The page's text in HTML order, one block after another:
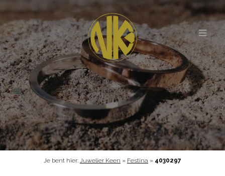
Je bent hier: Juwelier Keen » Festina » 4030297